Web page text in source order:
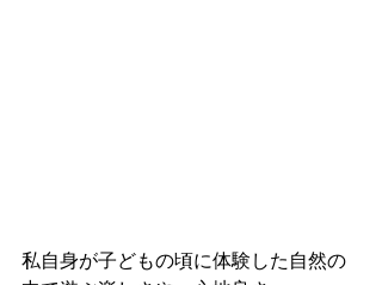
私自身が子どもの頃に体験した自然の